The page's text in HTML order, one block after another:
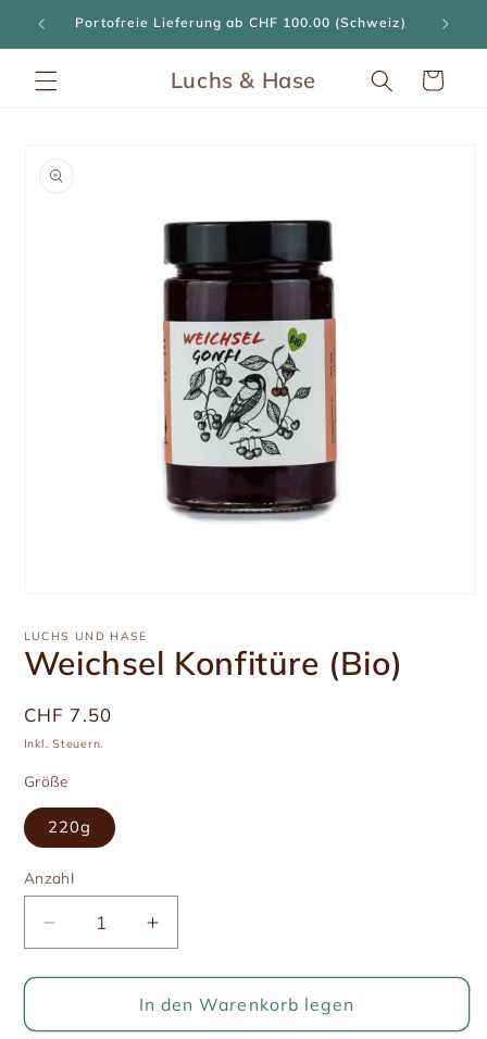
zum
Inhalt
Portofreie Lieferung ab CHF 100.00 (Schweiz)
Luchs & Hase Warenkorb
in
Modal
öffnen
LUCHS UND HASE
Weichsel Konfitüre (Bio)
Üblicher
Preis
CHF 7.50
Inkl. Steuern.
Größe
220g
Anzahl
Anzahl
Verringere
die
Menge
Weichsel
Erhöhe
die
Menge
für
Weichsel
In den Warenkorb legen